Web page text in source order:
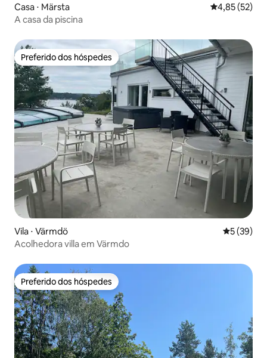
Casa ⋅ Märsta 4,85 de uma
4,85 (52)
A casa da piscina
Preferido dos hóspedes
Preferido dos hóspedes
Vila ⋅ Värmdö 5 de uma
5 (39)
Acolhedora villa em Värmdo
Preferido dos hóspedes
Preferido dos hóspedes